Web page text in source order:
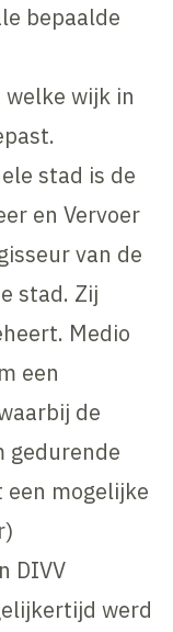
bepaalde
wijk in
stad is de
en Vervoer
van de
stad. Zij
Medio
een
de
gedurende
mogelijke
DIVV
werd